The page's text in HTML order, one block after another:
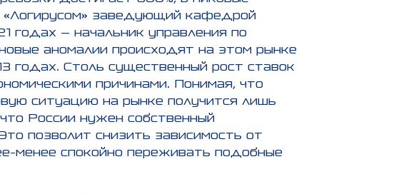
заведующий кафедрой
годах – начальник управления по
аномалии происходят на этом рынке
годах. Столь существенный рост ставок
причинами. Понимая, что
ситуацию на рынке получится лишь
России нужен собственный
позволит снизить зависимость от
менее спокойно переживать подобные